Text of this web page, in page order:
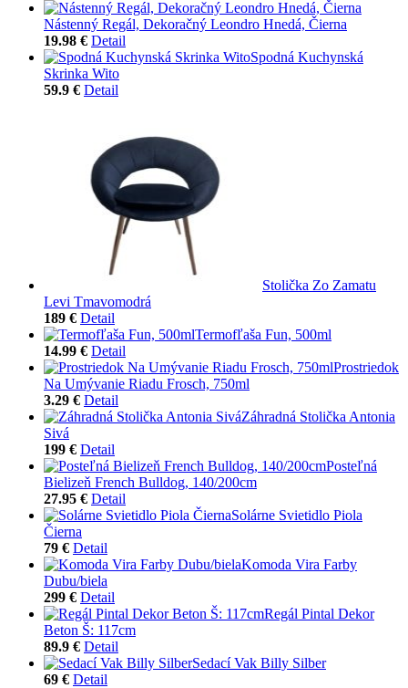
Nástenný Regál, Dekoračný Leondro Hnedá, Čierna
19.98 € Detail
Spodná Kuchynská
Skrinka Wito
59.9 € Detail
Stolička Zo Zamatu
Levi Tmavomodrá
189 € Detail
Termofľaša Fun, 500ml
14.99 € Detail
Prostriedok
Na Umývanie Riadu Frosch, 750ml
3.29 € Detail
Záhradná Stolička Antonia
Sivá
199 € Detail
Posteľná
Bielizeň French Bulldog, 140/200cm
27.95 € Detail
Solárne Svietidlo Piola
Čierna
79 € Detail
Komoda Vira Farby
Dubu/biela
299 € Detail
Regál Pintal Dekor
Beton Š: 117cm
89.9 € Detail
Sedací Vak Billy Silber
69 € Detail